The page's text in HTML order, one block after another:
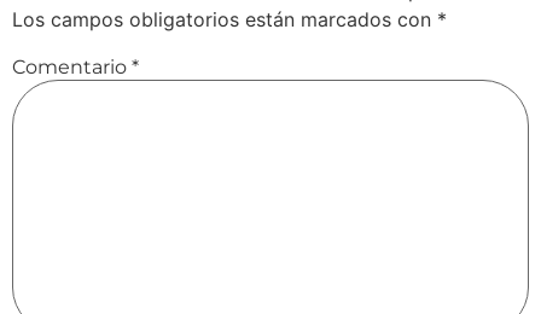
Los campos obligatorios están marcados con *
Comentario *